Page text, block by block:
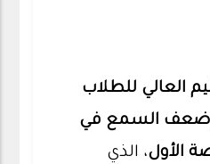
العالي للطلاب
وضعف السمع في
الأول، الذي